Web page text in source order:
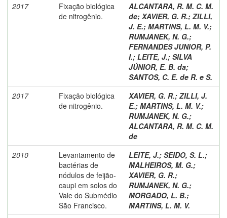
2017
Fixação biológica
de nitrogênio.
ALCANTARA, R. M. C. M.
de; XAVIER, G. R.; ZILLI,
J. E.; MARTINS, L. M. V.;
RUMJANEK, N. G.;
FERNANDES JUNIOR, P.
I.; LEITE, J.; SILVA
JÚNIOR, E. B. da;
SANTOS, C. E. de R. e S.
2017
Fixação biológica
de nitrogênio.
XAVIER, G. R.; ZILLI, J.
E.; MARTINS, L. M. V.;
RUMJANEK, N. G.;
ALCANTARA, R. M. C. M.
de
2010
Levantamento de
bactérias de
nódulos de feijão-
caupi em solos do
Vale do Submédio
São Francisco.
LEITE, J.; SEIDO, S. L.;
MALHEIROS, M. G.;
XAVIER, G. R.;
RUMJANEK, N. G.;
MORGADO, L. B.;
MARTINS, L. M. V.